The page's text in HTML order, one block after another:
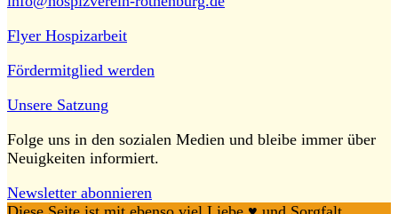
Flyer Hospizarbeit
Fördermitglied werden
Unsere Satzung
Folge uns in den sozialen Medien und bleibe immer über
Neuigkeiten informiert.
Newsletter abonnieren